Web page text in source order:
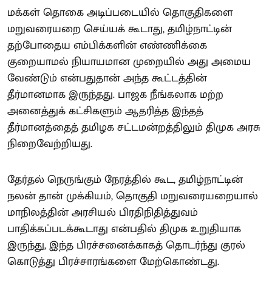
மக்கள் தொகை அடிப்படையில் தொகுதிகளை
மறுவரையறை செய்யக் கூடாது, தமிழ்நாட்டின்
தற்போதைய எம்பிக்களின் எண்ணிக்கை
குறையாமல் நியாயமான முறையில் அது அமைய
வேண்டும் என்பதுதான் அந்த கூட்டத்தின்
தீர்மானமாக இருந்தது. பாஜக நீங்கலாக மற்ற
அனைத்துக் கட்சிகளும் ஆதரித்த இந்தத்
தீர்மானத்தைத் தமிழக சட்டமன்றத்திலும் திமுக அரசு
நிறைவேற்றியது.
தேர்தல் நெருங்கும் நேரத்தில் கூட, தமிழ்நாட்டின்
நலன் தான் முக்கியம், தொகுதி மறுவரையறையால்
மாநிலத்தின் அரசியல் பிரதிநிதித்துவம்
பாதிக்கப்படக்கூடாது என்பதில் திமுக உறுதியாக
இருந்து, இந்த பிரச்சனைக்காகத் தொடர்ந்து குரல்
கொடுத்து பிரச்சாரங்களை மேற்கொண்டது.